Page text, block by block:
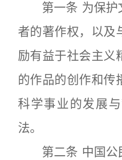
第一条 为保护
者的著作权，以及
励有益于社会主义
的作品的创作和传
科学事业的发展
法。
第二条 中国公